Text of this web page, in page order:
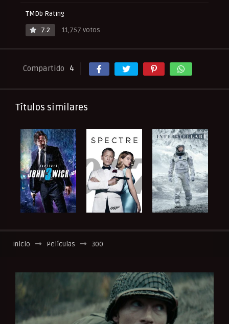
TMDb Rating
7.2
11,757 votos
Compartido 4
Títulos similares
Inicio Películas 300